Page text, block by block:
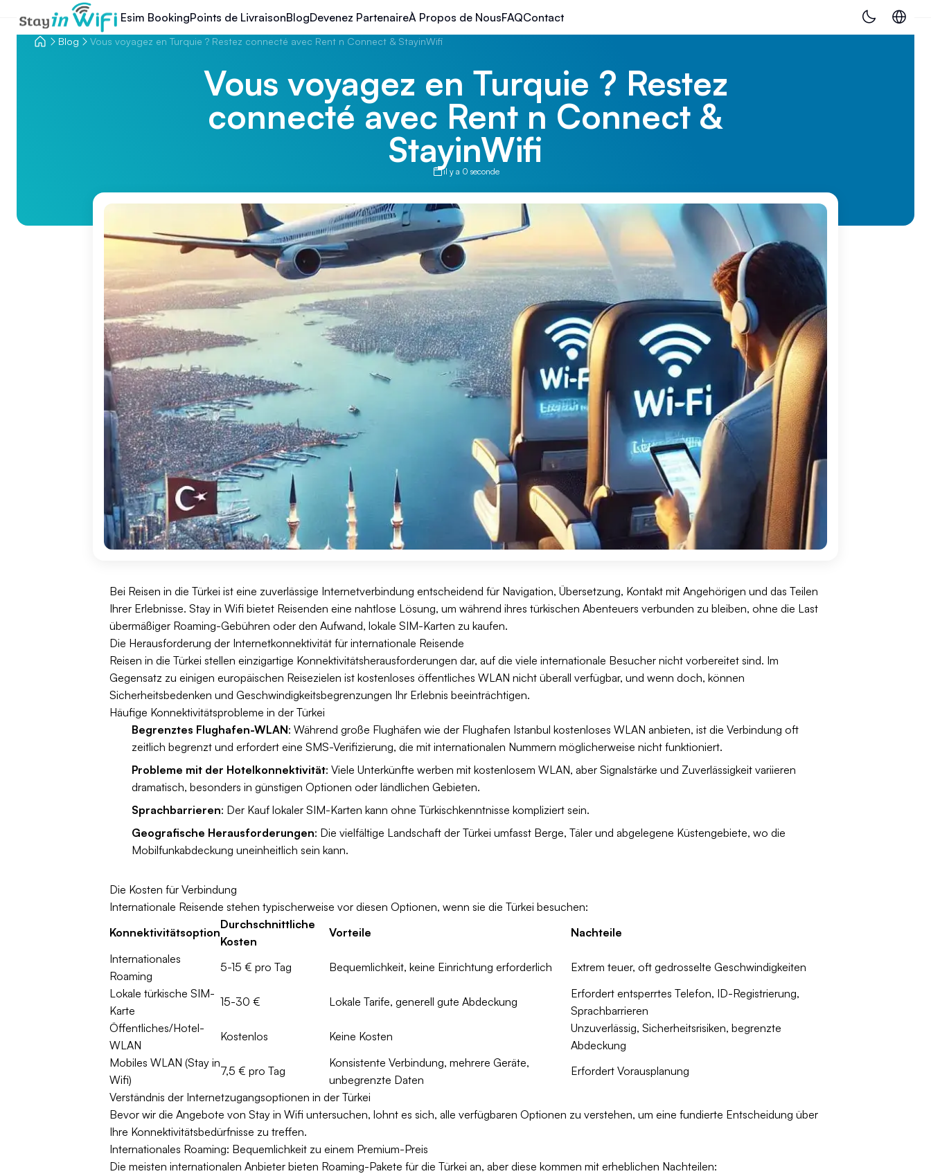
Esim BookingPoints de LivraisonBlogDevenez PartenaireÀ Propos de NousFAQContact
Blog Vous voyagez en Turquie ? Restez connecté avec Rent n Connect & StayinWifi
Vous voyagez en Turquie ? Restez
connecté avec Rent n Connect &
StayinWifi
il y a 0 seconde
Bei Reisen in die Türkei ist eine zuverlässige Internetverbindung entscheidend für Navigation, Übersetzung, Kontakt mit Angehörigen und das Teilen
Ihrer Erlebnisse. Stay in Wifi bietet Reisenden eine nahtlose Lösung, um während ihres türkischen Abenteuers verbunden zu bleiben, ohne die Last
übermäßiger Roaming-Gebühren oder den Aufwand, lokale SIM-Karten zu kaufen.
Die Herausforderung der Internetkonnektivität für internationale Reisende
Reisen in die Türkei stellen einzigartige Konnektivitätsherausforderungen dar, auf die viele internationale Besucher nicht vorbereitet sind. Im
Gegensatz zu einigen europäischen Reisezielen ist kostenloses öffentliches WLAN nicht überall verfügbar, und wenn doch, können
Sicherheitsbedenken und Geschwindigkeitsbegrenzungen Ihr Erlebnis beeinträchtigen.
Häufige Konnektivitätsprobleme in der Türkei
Begrenztes Flughafen-WLAN: Während große Flughäfen wie der Flughafen Istanbul kostenloses WLAN anbieten, ist die Verbindung oft
zeitlich begrenzt und erfordert eine SMS-Verifizierung, die mit internationalen Nummern möglicherweise nicht funktioniert.
Probleme mit der Hotelkonnektivität: Viele Unterkünfte werben mit kostenlosem WLAN, aber Signalstärke und Zuverlässigkeit variieren
dramatisch, besonders in günstigen Optionen oder ländlichen Gebieten.
Sprachbarrieren: Der Kauf lokaler SIM-Karten kann ohne Türkischkenntnisse kompliziert sein.
Geografische Herausforderungen: Die vielfältige Landschaft der Türkei umfasst Berge, Täler und abgelegene Küstengebiete, wo die
Mobilfunkabdeckung uneinheitlich sein kann.
Die Kosten für Verbindung
Internationale Reisende stehen typischerweise vor diesen Optionen, wenn sie die Türkei besuchen:
Konnektivitätsoption
Durchschnittliche
Kosten
Vorteile
Nachteile
Internationales
Roaming
5-15 € pro Tag Bequemlichkeit, keine Einrichtung erforderlich
Extrem teuer, oft gedrosselte Geschwindigkeiten
Lokale türkische SIM-
Karte
15-30 € Lokale Tarife, generell gute Abdeckung
Erfordert entsperrtes Telefon, ID-Registrierung,
Sprachbarrieren
Öffentliches/Hotel-
WLAN
Kostenlos Keine Kosten
Unzuverlässig, Sicherheitsrisiken, begrenzte
Abdeckung
Mobiles WLAN (Stay in
Wifi)
7,5 € pro Tag
Konsistente Verbindung, mehrere Geräte,
unbegrenzte Daten
Erfordert Vorausplanung
Verständnis der Internetzugangsoptionen in der Türkei
Bevor wir die Angebote von Stay in Wifi untersuchen, lohnt es sich, alle verfügbaren Optionen zu verstehen, um eine fundierte Entscheidung über
Ihre Konnektivitätsbedürfnisse zu treffen.
Internationales Roaming: Bequemlichkeit zu einem Premium-Preis
Die meisten internationalen Anbieter bieten Roaming-Pakete für die Türkei an, aber diese kommen mit erheblichen Nachteilen: